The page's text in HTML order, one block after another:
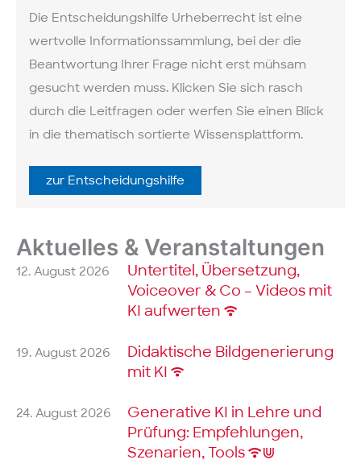
Die Entscheidungs­hilfe Urheber­recht ist eine
wertvolle Informations­sammlung, bei der die
Beantwortung Ihrer Frage nicht erst mühsam
gesucht werden muss. Klicken Sie sich rasch
durch die Leit­fragen oder werfen Sie einen Blick
in die thematisch sortierte Wissens­plattform.
zur Ent­scheidungs­hilfe
Aktuelles & Veranstaltungen
12. August 2026
Untertitel, Übersetzung,
Voiceover & Co – Videos mit
KI aufwerten
19. August 2026
Didaktische Bildgenerierung
mit KI
24. August 2026
Generative KI in Lehre und
Prüfung: Empfehlungen,
Szenarien, Tools